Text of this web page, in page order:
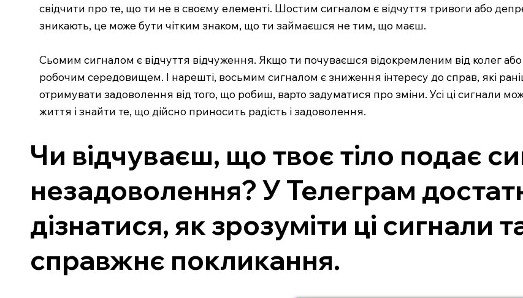
свідчити про те, що ти не в своєму елементі. Шостим сигналом є відчуття тривоги або
зникають, це може бути чітким знаком, що ти займаєшся не тим, що маєш.
Сьомим сигналом є відчуття відчуження. Якщо ти почуваєшся відокремленим від колег
робочим середовищем. І нарешті, восьмим сигналом є зниження інтересу до справ, які
отримувати задоволення від того, що робиш, варто задуматися про зміни. Усі ці сигнали
життя і знайти те, що дійсно приносить радість і задоволення.
Чи відчуваєш, що твоє тіло подає
незадоволення? У Телеграм
дізнатися, як зрозуміти ці сигнали
справжнє покликання.